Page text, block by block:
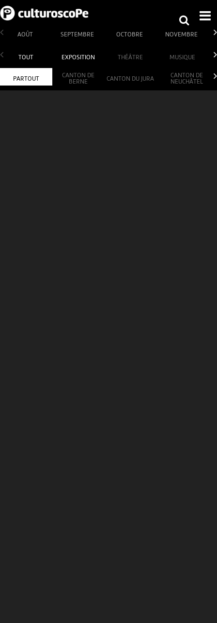
AOÛT SEPTEMBRE OCTOBRE NOVEMBRE
TOUT EXPOSITION THÉÂTRE MUSIQUE
PARTOUT
CANTON DE
BERNE
CANTON DU JURA
CANTON DE
NEUCHÂTEL